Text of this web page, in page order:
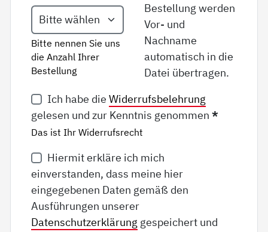
Bitte nennen Sie uns
die Anzahl Ihrer
Bestellung
Bestellung werden
Vor- und
Nachname
automatisch in die
Datei übertragen.
Ich habe die Widerrufsbelehrung
gelesen und zur Kenntnis genommen*
Das ist Ihr Widerrufsrecht
Hiermit erkläre ich mich
einverstanden, dass meine hier
eingegebenen Daten gemäß den
Ausführungen unserer
Datenschutzerklärung gespeichert und